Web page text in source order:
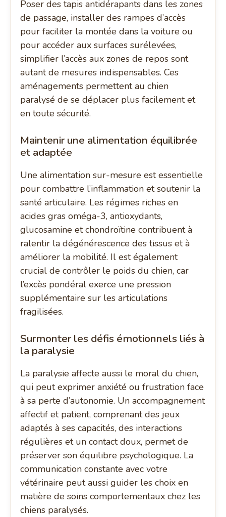
Poser des tapis antidérapants dans les zones
de passage, installer des rampes d’accès
pour faciliter la montée dans la voiture ou
pour accéder aux surfaces surélevées,
simplifier l’accès aux zones de repos sont
autant de mesures indispensables. Ces
aménagements permettent au chien
paralysé de se déplacer plus facilement et
en toute sécurité.
Maintenir une alimentation équilibrée
et adaptée
Une alimentation sur-mesure est essentielle
pour combattre l’inflammation et soutenir la
santé articulaire. Les régimes riches en
acides gras oméga-3, antioxydants,
glucosamine et chondroïtine contribuent à
ralentir la dégénérescence des tissus et à
améliorer la mobilité. Il est également
crucial de contrôler le poids du chien, car
l’excès pondéral exerce une pression
supplémentaire sur les articulations
fragilisées.
Surmonter les défis émotionnels liés à
la paralysie
La paralysie affecte aussi le moral du chien,
qui peut exprimer anxiété ou frustration face
à sa perte d’autonomie. Un accompagnement
affectif et patient, comprenant des jeux
adaptés à ses capacités, des interactions
régulières et un contact doux, permet de
préserver son équilibre psychologique. La
communication constante avec votre
vétérinaire peut aussi guider les choix en
matière de soins comportementaux chez les
chiens paralysés.